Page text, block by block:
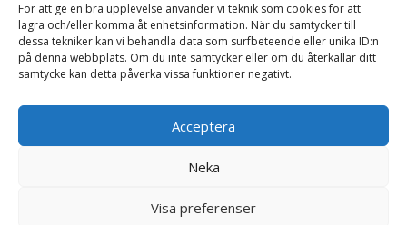
För att ge en bra upplevelse använder vi teknik som cookies för att
lagra och/eller komma åt enhetsinformation. När du samtycker till
dessa tekniker kan vi behandla data som surfbeteende eller unika ID:n
på denna webbplats. Om du inte samtycker eller om du återkallar ditt
samtycke kan detta påverka vissa funktioner negativt.
Acceptera
Neka
Visa preferenser